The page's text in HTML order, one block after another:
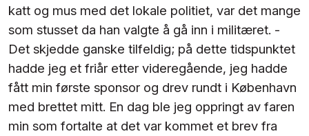
katt og mus med det lokale politiet, var det mange
som stusset da han valgte å gå inn i militæret. -
Det skjedde ganske tilfeldig; på dette tidspunktet
hadde jeg et friår etter videregående, jeg hadde
fått min første sponsor og drev rundt i København
med brettet mitt. En dag ble jeg oppringt av faren
min som fortalte at det var kommet et brev fra